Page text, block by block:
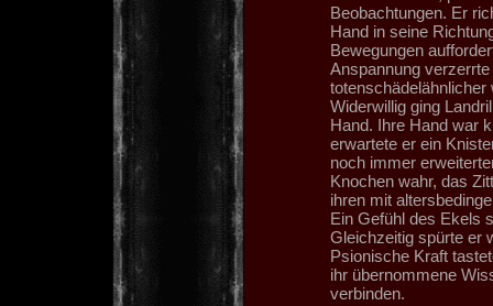
Beobachtungen. Er
Hand in seine
Bewegungen
Anspannung
totenschädelähnlicher
Widerwillig ging
Hand. Ihre Hand war
erwartete er ein
noch immer
Knochen wahr, das
ihren mit
Ein Gefühl des Ekels
Gleichzeitig spürte er
Psionische Kraft
ihr übernommene
verbinden.